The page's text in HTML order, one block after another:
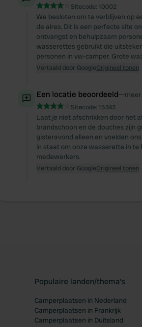
Sitecode: 10002
We besloten om te verblijven op
de aires. Dit is een perfecte site
ontvangst en behulpzaam
wasserettes gebruikt die
personen in vw-camper. Grote
Vertaald door GoogleOrigineel tonen
Een locatie beoordeeld—
Sitecode: 15343
Laat je niet afschrikken door het
brandschoon en de douches zijn
gisteravond alleen en voelden
in staat om onze wasserette in
medewerkers.
Vertaald door GoogleOrigineel tonen
Populaire landen/thema's
Camperplaatsen in Nederland
Camperplaatsen in Frankrijk
Camperplaatsen in Duitsland